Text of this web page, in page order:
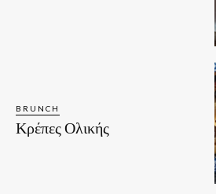
BRUNCH
Κρέπες Ολικής